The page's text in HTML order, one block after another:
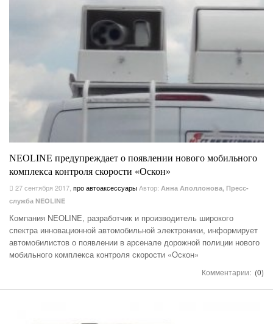
NEOLINE предупреждает о появлении нового мобильного
комплекса контроля скорости «Оскон»
27 сентября 2017 про автоаксессуарыАвтор: Анна Аполлонова, Пресс-
служба NEOLINE
Компания NEOLINE, разработчик и производитель широкого
спектра инновационной автомобильной электроники, информирует
автомобилистов о появлении в арсенале дорожной полиции нового
мобильного комплекса контроля скорости «Оскон»
Комментарии: (0)